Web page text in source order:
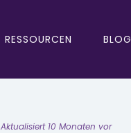
RESSOURCEN BLOG
Aktualisiert 10 Monaten vor